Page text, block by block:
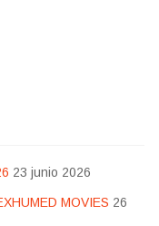
23 junio 2026
MOVIES 26